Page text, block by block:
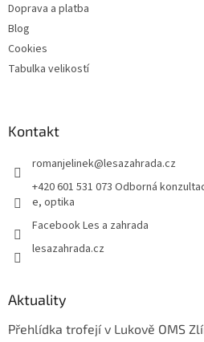
Doprava a platba
Blog
Cookies
Tabulka velikostí
Kontakt
romanjelinek@lesazahrada.cz
+420 601 531 073 Odborná
e, optika
Facebook Les a zahrada
lesazahrada.cz
Aktuality
Přehlídka trofejí v Lukově OMS